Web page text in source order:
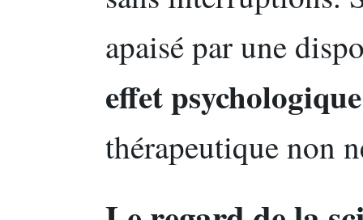
apaisé par une
effet psychologique
thérapeutique non